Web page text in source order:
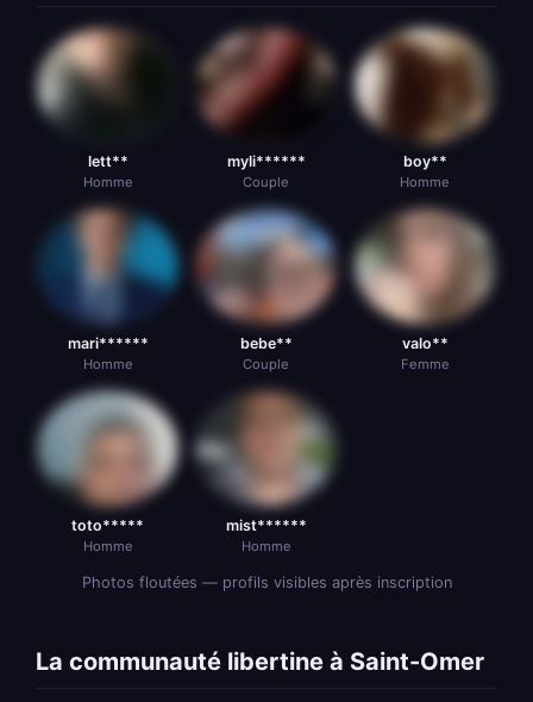
lett**
Homme
myli******
Couple
boy**
Homme
mari******
Homme
bebe**
Couple
valo**
Femme
toto*****
Homme
mist******
Homme
Photos floutées — profils visibles après inscription
La communauté libertine à Saint-Omer